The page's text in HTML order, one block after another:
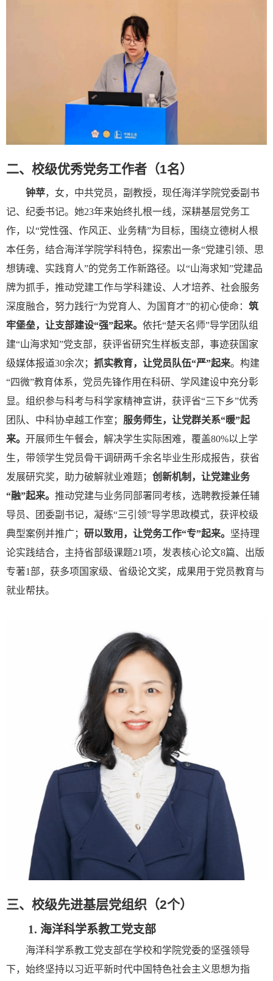
二、 校级优秀党务工作者 （1名）
钟苹，女，中共党员，副教授， 现任海洋学院党委副书
记、纪委书记。她23年来始终扎根一线，深耕基层党务工
作， 以“党性强、作风正、业务精”为目标，围绕立德树人根
本任务，结合海洋学院学科特色，探索出一条“党建引领、思
想铸魂、实践育人”的党务工作新路径。以“山海求知”党建品
牌为抓手，推动党建工作与学科建设、人才培养、社会服务
深度融合，努力践行“为党育人、为国育才”的初心使命： 筑
牢堡垒，让支部建设“强”起来。 依托“楚天名师”导学团队组
建“山海求知”党支部，获评省研究生样板支部，事迹获国家
级媒体报道30余次 ； 抓实教育，让党员队伍“严”起来。 构建
“四微”教育体系，党员先锋作用在科研、学风建设中充分彰
显。组织参与科考与科学家精神宣讲，获评省“三下乡”优秀
团队、中科协卓越工作室 ； 服务师生，让党群关系“暖”起
来。 开展师生午餐会，解决学生实际困难，覆盖80%以上学
生， 带领学生党员骨干调研两千余名毕业生形成报告，获省
发展研究奖，助力破解就业难题 ； 创新机制，让党建业务
“融”起来。 推动党建与业务同部署同考核，选聘教授兼任辅
导员、团委副书记， 凝练“三引领”导学思政模式，获评校级
典型案例并推广 ； 研以致用，让党务工作“专”起来。 坚持理
论实践结合，主持省部级课题21项，发表核心论文8篇、出版
专著1部，获多项国家级、省级论文奖，成果用于党员教育与
就业帮扶。
三、 校级先进基层党组织 （2个）
1. 海洋科学系教工党支部
海洋科学系教工党支部在学校和学院党委的坚强领导
下，始终坚持以习近平新时代中国特色社会主义思想为指